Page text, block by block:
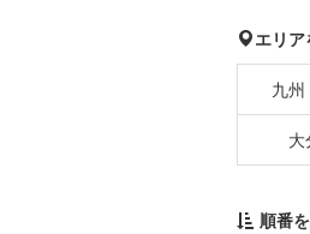
エリ
九州
大
順番